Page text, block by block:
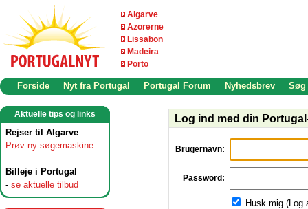
Algarve
Azorerne
Lissabon
Madeira
Porto
Forside Nyt fra Portugal Portugal Forum Nyhedsbrev Søg
Aktuelle tips og links
Rejser til Algarve
Prøv ny søgemaskine
Billeje i Portugal
- se aktuelle tilbud
Log ind med din
Brugernavn:
Password:
Husk mig (Log